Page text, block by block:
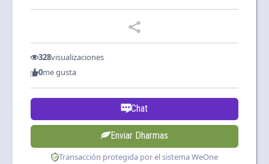
328visualizaciones
0me gusta
Chat
Enviar Dharmas
Transacción protegida por el sistema WeOne